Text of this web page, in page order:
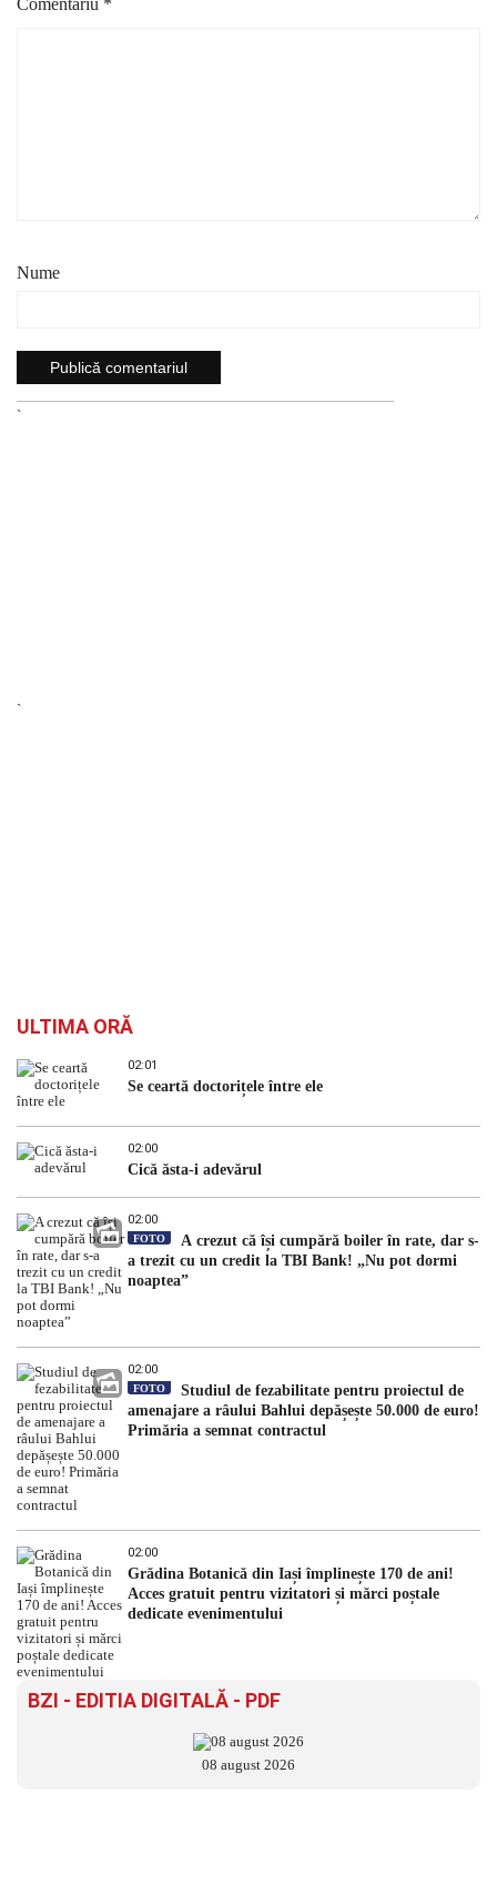
Comentariu *
Nume
`
`
ULTIMA ORĂ
02:01
Se ceartă doctorițele între ele
02:00
Cică ăsta-i adevărul
02:00
FOTO
A crezut că își cumpără boiler în rate, dar s-
a trezit cu un credit la TBI Bank! „Nu pot dormi
noaptea”
02:00
FOTO
Studiul de fezabilitate pentru proiectul de
amenajare a râului Bahlui depășește 50.000 de euro!
Primăria a semnat contractul
02:00
Grădina Botanică din Iași împlinește 170 de ani!
Acces gratuit pentru vizitatori și mărci poștale
dedicate evenimentului
BZI - EDITIA DIGITALĂ - PDF
08 august 2026